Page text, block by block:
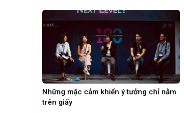
Những mặc cảm khiến ý tưởng chỉ nằm
trên giấy